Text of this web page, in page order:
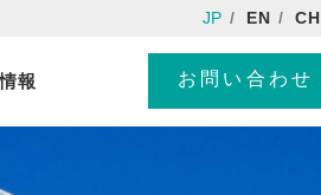
JP EN CH
報 お問い合わせ